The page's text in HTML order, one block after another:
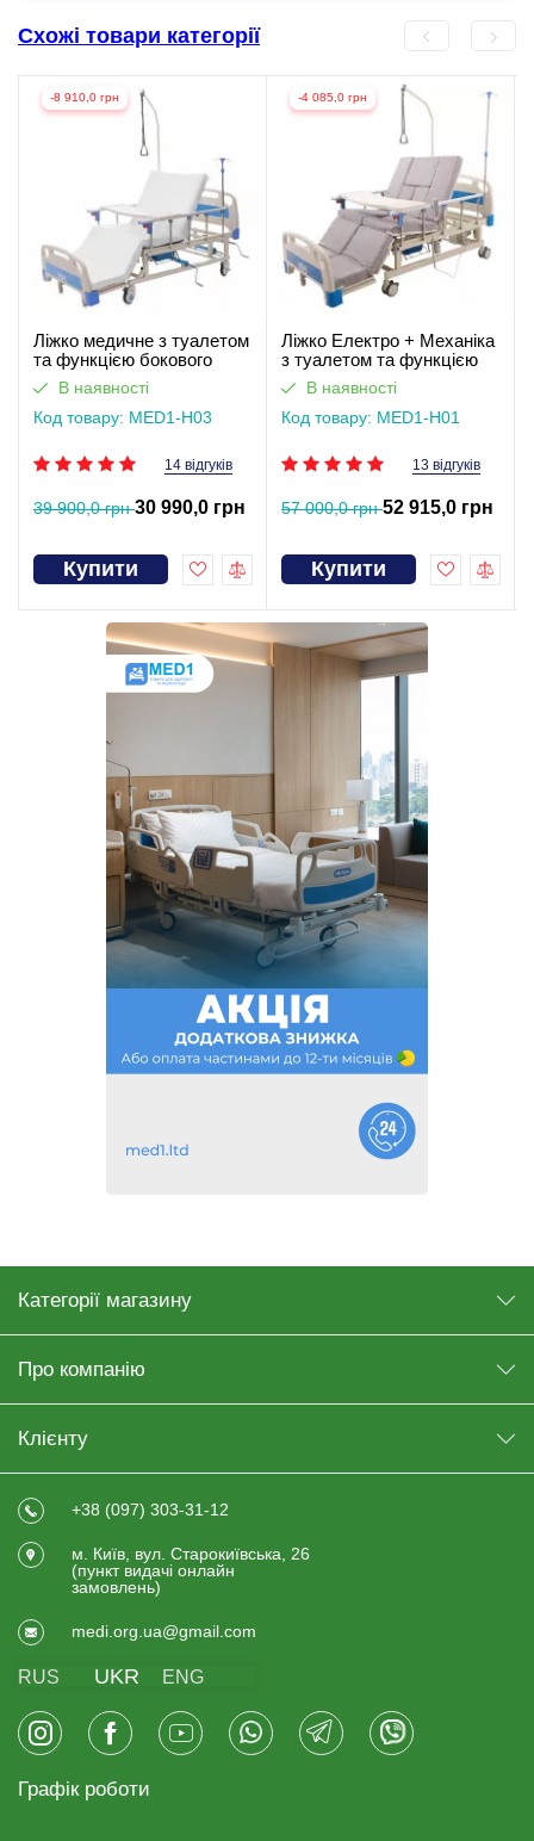
Схожі товари категорії
-8 910,0 грн
Ліжко медичне з туалетом
та функцією бокового
перевороту для
тяжкохворих (відеоогляд)
В наявності
Код товару: MED1-H03
14 відгуків
39 900,0 грн30 990,0 грн
Купити
-4 085,0 грн
Ліжко Електро + Механіка
з туалетом та функцією
бокового перевороту для
тяжкохворих. Працює без
світла
В наявності
Код товару: MED1-H01
13 відгуків
57 000,0 грн52 915,0 грн
Купити
Категорії магазину
Про компанію
Клієнту
+38 (097) 303-31-12
м. Київ, вул. Старокиївська, 26
(пункт видачi онлайн
замовлень)
medi.org.ua@gmail.com
RUS UKR ENG
Графік роботи